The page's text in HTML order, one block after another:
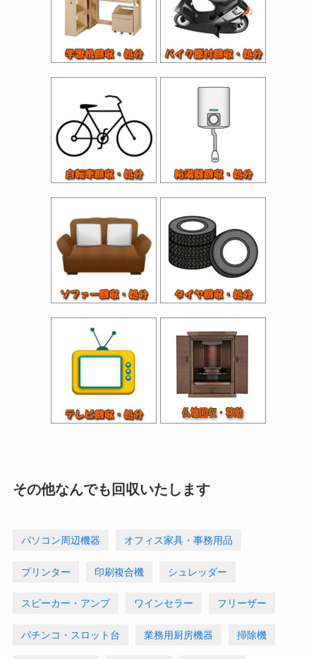
その他なんでも回収いたします
パソコン周辺機器 オフィス家具・事務用品
プリンター 印刷複合機 シュレッダー
スピーカー・アンプ ワインセラー フリーザー
パチンコ・スロット台 業務用厨房機器 掃除機